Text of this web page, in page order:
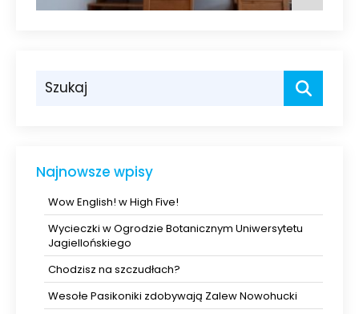
Najnowsze wpisy
Wow English! w High Five!
Wycieczki w Ogrodzie Botanicznym Uniwersytetu
Jagiellońskiego
Chodzisz na szczudłach?
Wesołe Pasikoniki zdobywają Zalew Nowohucki